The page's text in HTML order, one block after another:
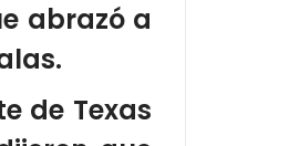
abrazó a
de Texas